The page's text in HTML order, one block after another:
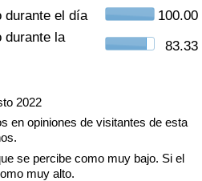
durante el día
100.00
durante la
83.33
2022
en opiniones de visitantes de esta
se percibe como muy bajo. Si el
muy alto.